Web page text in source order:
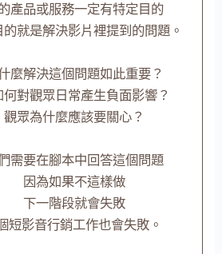
產品或服務一定有特定目的
的就是解決影片裡提到的問題。
麼解決這個問題如此重要？
何對觀眾日常產生負面影響？
觀眾為什麼應該要關心？
需要在腳本中回答這個問題
因為如果不這樣做
下一階段就會失敗
短影音行銷工作也會失敗。